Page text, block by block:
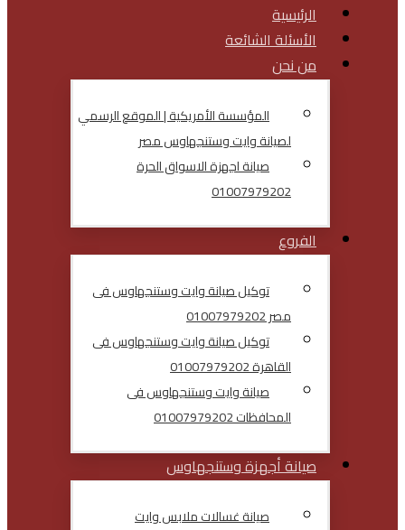
الرئيسية
الأسئلة الشائعة
من نحن
المؤسسة الأمريكية | الموقع الرسمي
لصيانة وايت وستنجهاوس مصر
صيانة اجهزة الاسواق الحرة
01007979202
الفروع
توكيل صيانة وايت وستنجهاوس فى
مصر 01007979202
توكيل صيانة وايت وستنجهاوس فى
القاهرة 01007979202
صيانة وايت وستنجهاوس فى
المحافظات 01007979202
صيانة أجهزة وستنجهاوس
صيانة غسالات ملابس وايت